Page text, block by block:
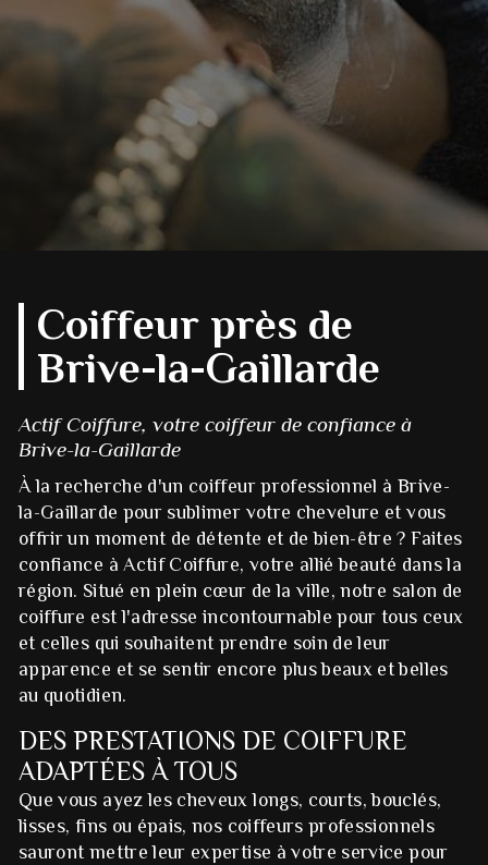
Coiffeur près de
Brive-la-Gaillarde
Actif Coiffure, votre coiffeur de confiance à
Brive-la-Gaillarde
À la recherche d'un coiffeur professionnel à Brive-
la-Gaillarde pour sublimer votre chevelure et vous
offrir un moment de détente et de bien-être ? Faites
confiance à Actif Coiffure, votre allié beauté dans la
région. Situé en plein cœur de la ville, notre salon de
coiffure est l'adresse incontournable pour tous ceux
et celles qui souhaitent prendre soin de leur
apparence et se sentir encore plus beaux et belles
au quotidien.
DES PRESTATIONS DE COIFFURE
ADAPTÉES À TOUS
Que vous ayez les cheveux longs, courts, bouclés,
lisses, fins ou épais, nos coiffeurs professionnels
sauront mettre leur expertise à votre service pour